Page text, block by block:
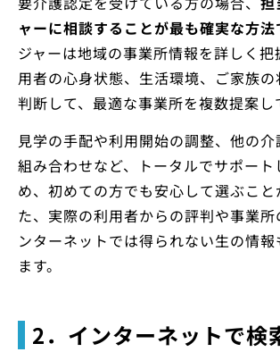
ャーに相談することが最も確実な方法
ジャーは地域の事業所情報を詳しく把
用者の心身状態、生活環境、ご家族
判断して、最適な事業所を複数提案し
見学の手配や利用開始の調整、他の
組み合わせなど、トータルでサポート
め、初めての方でも安心して選ぶこと
た、実際の利用者からの評判や事業所
ンターネットでは得られない生の情報
ます。
2．インターネットで検